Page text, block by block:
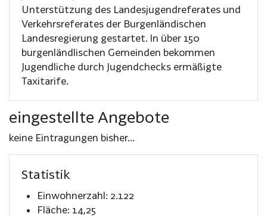
Unterstützung des Landesjugendreferates und
Verkehrsreferates der Burgenländischen
Landesregierung gestartet. In über 150
burgenländlischen Gemeinden bekommen
Jugendliche durch Jugendchecks ermäßigte
Taxitarife.
eingestellte Angebote
keine Eintragungen bisher...
Statistik
Einwohnerzahl: 2.122
Fläche: 14,25